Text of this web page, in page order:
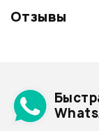
Загрузите свои
Отзывы
Архив товаров
Архив товаров -